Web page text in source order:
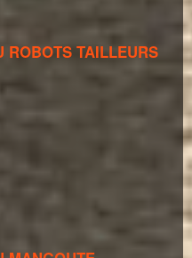
ROBOTS TAILLEURS